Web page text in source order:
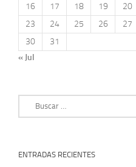
16
17 18 19 20
23
24 25 26 27
30
31
« Jul
ENTRADAS RECIENTES